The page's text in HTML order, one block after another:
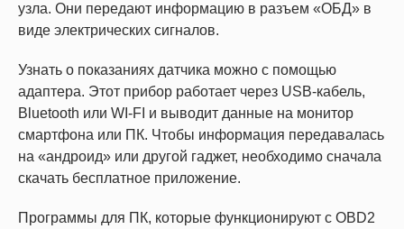
узла. Они передают информацию в разъем «ОБД» в
виде электрических сигналов.
Узнать о показаниях датчика можно с помощью
адаптера. Этот прибор работает через USB-кабель,
Bluetooth или WI-FI и выводит данные на монитор
смартфона или ПК. Чтобы информация передавалась
на «андроид» или другой гаджет, необходимо сначала
скачать бесплатное приложение.
Программы для ПК, которые функционируют с OBD2